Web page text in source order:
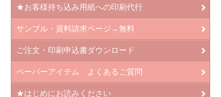
★お客様持ち込み用紙への印刷代行
サンプル・資料請求ページ→無料
ご注文・印刷申込書ダウンロード
ペーパーアイテム よくあるご質問
★はじめにお読みください